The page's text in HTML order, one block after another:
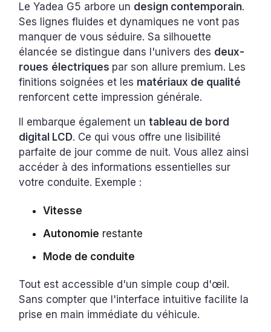
Le Yadea G5 arbore un design contemporain.
Ses lignes fluides et dynamiques ne vont pas
manquer de vous séduire. Sa silhouette
élancée se distingue dans l'univers des deux-
roues électriques par son allure premium. Les
finitions soignées et les matériaux de qualité
renforcent cette impression générale.
Il embarque également untableau de bord
digital LCD. Ce qui vous offre une lisibilité
parfaite de jour comme de nuit. Vous allez ainsi
accéder à des informations essentielles sur
votre conduite. Exemple :
Vitesse
Autonomie restante
Mode de conduite
Tout est accessible d'un simple coup d'œil.
Sans compter que l'interface intuitive facilite la
prise en main immédiate du véhicule.